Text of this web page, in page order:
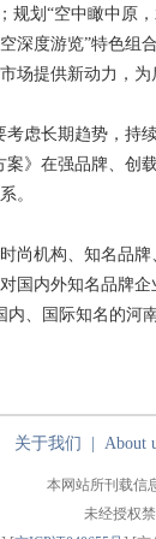
规划“空中瞰中原
深度游览”特色
场提供新动力，为
长期趋势，持
》在强品牌、创
。
机构、知名品牌
国内外知名品牌
内、国际知名的
关于我们 About
本网站所刊载信
未经授权